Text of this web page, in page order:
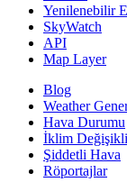
Yenilenebilir
SkyWatch
API
Map Layer
Blog
Weather
Hava Durumu
İklim
Şiddetli Hava
Röportajlar